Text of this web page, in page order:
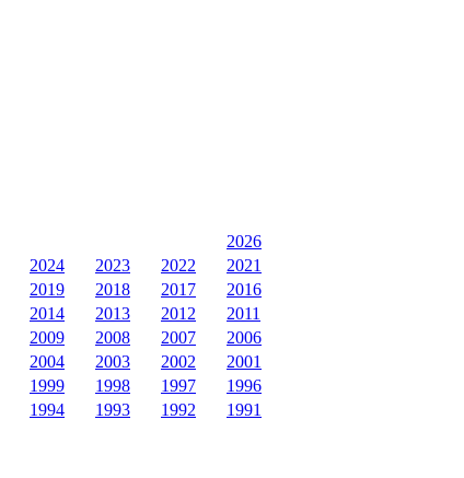
2026
2024 2023 2022
2021
2019 2018 2017
2016
2014 2013 2012
2011
2009 2008 2007
2006
2004 2003 2002
2001
1999 1998 1997
1996
1994 1993 1992 1991